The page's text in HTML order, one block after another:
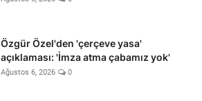
Özgür Özel'den 'çerçeve yasa'
açıklaması: 'İmza atma çabamız yok'
Ağustos 6, 2026 0